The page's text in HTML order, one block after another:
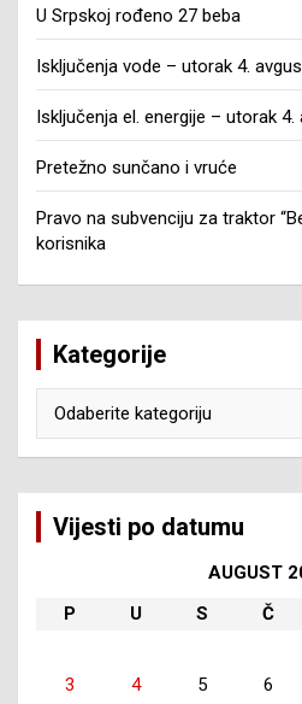
U Srpskoj rođeno 27 beba
Isključenja vode – utorak 4.
Isključenja el. energije – utorak 4.
Pretežno sunčano i vruće
Pravo na subvenciju za traktor
korisnika
Kategorije
Vijesti po datumu
AUGUST
P
U S Č
3
4 5 6